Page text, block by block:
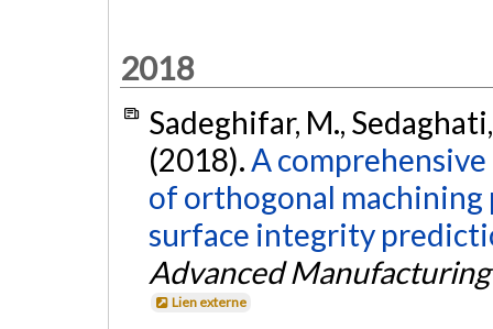
2018
Sadeghifar, M.,
(2018).A
of orthogonal
surface integrity
Advanced
Lien externe